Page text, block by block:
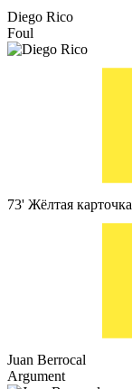
Diego Rico
Foul
73' Жёлтая карточка
Juan Berrocal
Argument